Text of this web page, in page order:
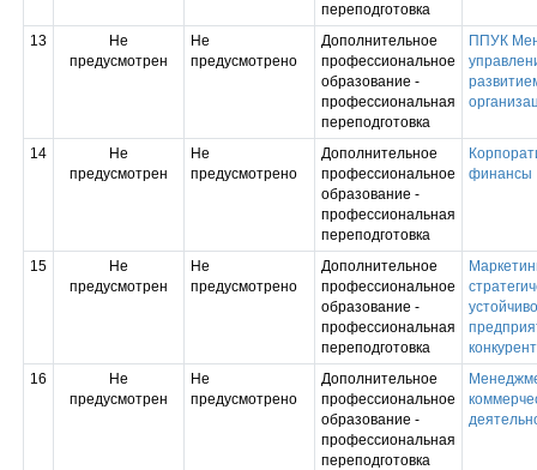
переподготовка
13
Не
предусмотрен
Не
предусмотрено
Дополнительное
профессиональное
образование -
профессиональная
переподготовка
ППУК
14
Не
предусмотрен
Не
предусмотрено
Дополнительное
профессиональное
образование -
профессиональная
переподготовка
финансы
15
Не
предусмотрен
Не
предусмотрено
Дополнительное
профессиональное
образование -
профессиональная
переподготовка
16
Не
предусмотрен
Не
предусмотрено
Дополнительное
профессиональное
образование -
профессиональная
переподготовка